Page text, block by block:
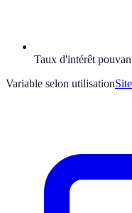
Taux d'intérêt
Variable selon utilisation